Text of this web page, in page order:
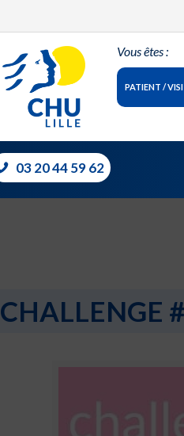
Vous êtes :
PATIENT /
03 20 44 59 62
CHALLENGE